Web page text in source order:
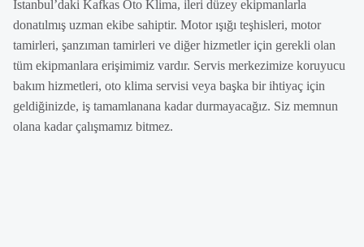
İstanbul’daki Kafkas Oto Klima, ileri düzey ekipmanlarla
donatılmış uzman ekibe sahiptir. Motor ışığı teşhisleri, motor
tamirleri, şanzıman tamirleri ve diğer hizmetler için gerekli olan
tüm ekipmanlara erişimimiz vardır. Servis merkezimize koruyucu
bakım hizmetleri, oto klima servisi veya başka bir ihtiyaç için
geldiğinizde, iş tamamlanana kadar durmayacağız. Siz memnun
olana kadar çalışmamız bitmez.